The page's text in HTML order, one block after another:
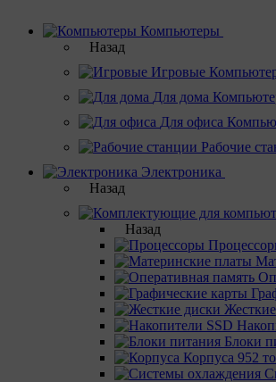
Компьютеры
Назад
Игровые
Для дома
Для офиса
Рабочие
Электроника
Назад
Назад
Блоки
Корпуса 952